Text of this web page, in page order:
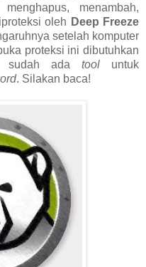
menambah,
oleh Deep Freeze
setelah komputer
proteksi ini dibutuhkan
sudah ada tooluntuk
. Silakan baca!